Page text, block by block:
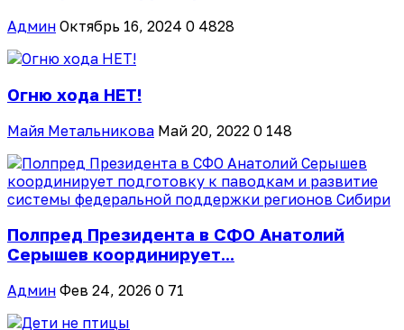
Админ Октябрь 16, 2024 0 4828
Огню хода НЕТ!
Майя Метальникова Май 20, 2022 0 148
Полпред Президента в СФО Анатолий
Серышев координирует...
Админ Фев 24, 2026 0 71